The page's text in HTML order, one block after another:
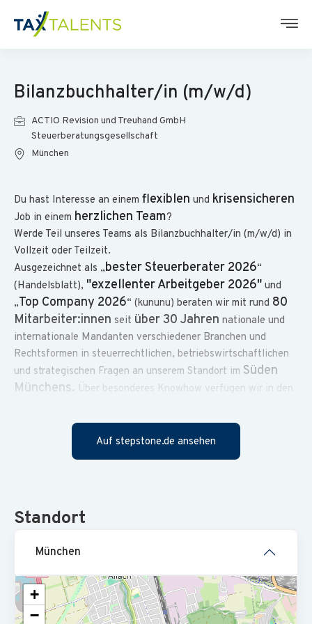
Bilanzbuchhalter/in (m/w/d)
ACTIO Revision und Treuhand GmbH
Steuerberatungsgesellschaft
München
Du hast Interesse an einem flexiblen und krisensicheren
Job in einem herzlichen Team?
Werde Teil unseres Teams als Bilanzbuchhalter/in (m/w/d) in
Vollzeit oder Teilzeit.
Ausgezeichnet als „bester Steuerberater 2026“
(Handelsblatt), "exzellenter Arbeitgeber 2026" und
„Top Company 2026“ (kununu) beraten wir mit rund 80
Mitarbeiter:innen seit über 30 Jahren nationale und
internationale Mandanten verschiedener Branchen und
Rechtsformen in steuerrechtlichen, betriebswirtschaftlichen
und strategischen Fragen an unserem Standort im Süden
Münchens.
Über besonderes Knowhow verfügen wir in den
Engagiert und ambitioniert setzen wir uns für unsere
Mandanten ein. Unser Erfolg basiert aufProfessionalität
verbunden mit Herzlichkeit– dabei lachen wir auch
Deine Aufgaben sind:
Du unterstützt unsere Steuerberater bei
Mandaten
Du bistAnsprechpartner:infür unsere Mandanten und
Finanzbehörden.
Auf stepstone.de ansehen
Standort
München
+
−